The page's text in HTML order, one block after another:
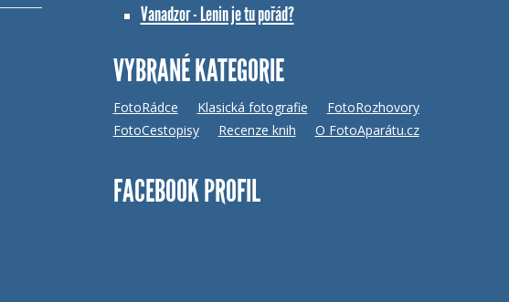
Vanadzor - Lenin je tu pořád?
VYBRANÉ KATEGORIE
FotoRádce Klasická fotografie
FotoRozhovory
FotoCestopisy
Recenze knih O FotoAparátu.cz
FACEBOOK PROFIL